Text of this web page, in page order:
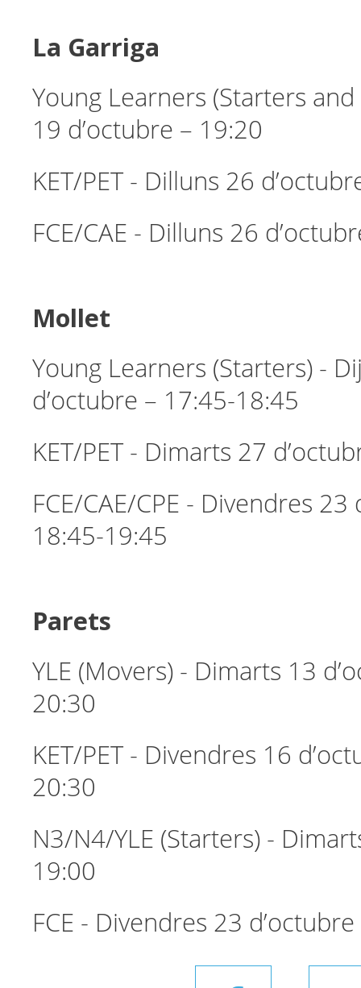
La Garriga
Young Learners (Starters
19 d’octubre – 19:20
KET/PET - Dilluns 26
FCE/CAE - Dilluns 26
Mollet
Young Learners (Starters) -
d’octubre – 17:45-18:45
KET/PET - Dimarts 27
FCE/CAE/CPE - Divendres 23
18:45-19:45
Parets
YLE (Movers) - Dimarts 13
20:30
KET/PET - Divendres 16
20:30
N3/N4/YLE (Starters) -
19:00
FCE - Divendres 23